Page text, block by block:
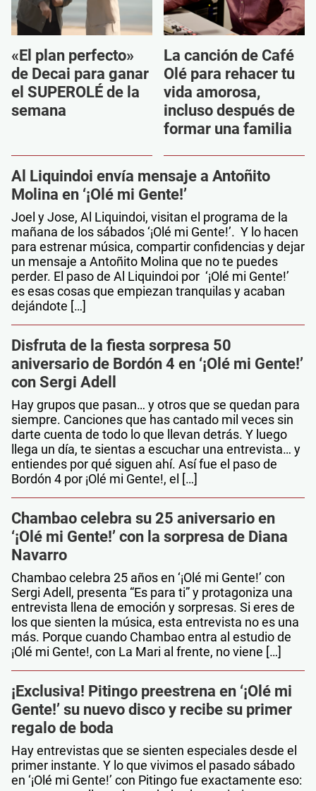
«El plan perfecto»
de Decai para ganar
el SUPEROLÉ de la
semana
La canción de Café
Olé para rehacer tu
vida amorosa,
incluso después de
formar una familia
Al Liquindoi envía mensaje a Antoñito
Molina en ‘¡Olé mi Gente!’
Joel y Jose, Al Liquindoi, visitan el programa de la
mañana de los sábados ‘¡Olé mi Gente!’. Y lo hacen
para estrenar música, compartir confidencias y dejar
un mensaje a Antoñito Molina que no te puedes
perder. El paso de Al Liquindoi por ‘¡Olé mi Gente!’
es esas cosas que empiezan tranquilas y acaban
dejándote […]
Disfruta de la fiesta sorpresa 50
aniversario de Bordón 4 en ‘¡Olé mi Gente!’
con Sergi Adell
Hay grupos que pasan… y otros que se quedan para
siempre. Canciones que has cantado mil veces sin
darte cuenta de todo lo que llevan detrás. Y luego
llega un día, te sientas a escuchar una entrevista… y
entiendes por qué siguen ahí. Así fue el paso de
Bordón 4 por ¡Olé mi Gente!, el […]
Chambao celebra su 25 aniversario en
‘¡Olé mi Gente!’ con la sorpresa de Diana
Navarro
Chambao celebra 25 años en ‘¡Olé mi Gente!’ con
Sergi Adell, presenta “Es para ti” y protagoniza una
entrevista llena de emoción y sorpresas. Si eres de
los que sienten la música, esta entrevista no es una
más. Porque cuando Chambao entra al estudio de
¡Olé mi Gente!, con La Mari al frente, no viene […]
¡Exclusiva! Pitingo preestrena en ‘¡Olé mi
Gente!’ su nuevo disco y recibe su primer
regalo de boda
Hay entrevistas que se sienten especiales desde el
primer instante. Y lo que vivimos el pasado sábado
en ‘¡Olé mi Gente!’ con Pitingo fue exactamente eso: